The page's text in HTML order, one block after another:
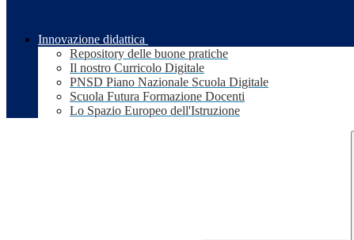
Innovazione didattica
Repository delle buone pratiche
Il nostro Curricolo Digitale
PNSD Piano Nazionale Scuola Digitale
Scuola Futura Formazione Docenti
Lo Spazio Europeo dell'Istruzione